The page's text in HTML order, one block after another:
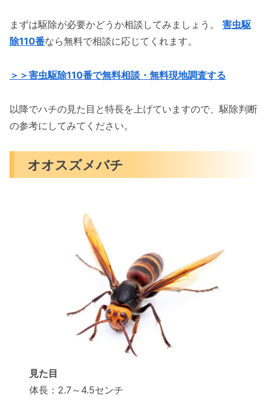
まずは駆除が必要かどうか相談してみましょう。 害虫駆
除110番なら無料で相談に応じてくれます。
＞＞害虫駆除110番で無料相談・無料現地調査する
以降でハチの見た目と特長を上げていますので、駆除判断
の参考にしてみてください。
オオスズメバチ
見た目
体長：2.7～4.5センチ